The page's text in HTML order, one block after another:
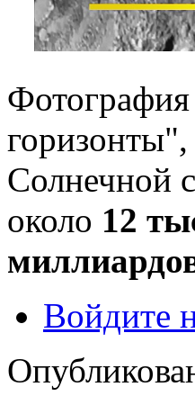
Солнечной
около 12
Войдите